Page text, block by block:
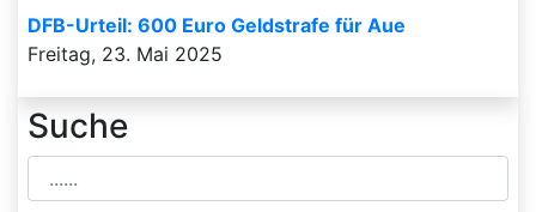
DFB-Urteil: 600 Euro Geldstrafe für Aue
Freitag, 23. Mai 2025
Suche